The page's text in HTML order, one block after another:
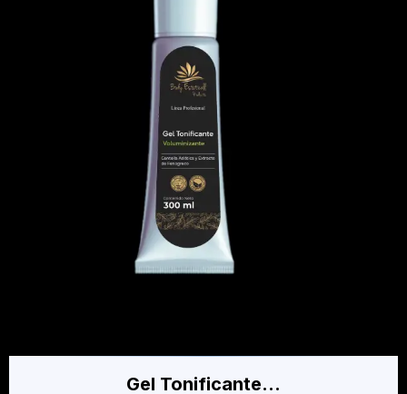
Gel Tonificante…